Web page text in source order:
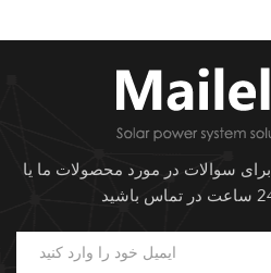
برای سوالات در مورد محصولات ما یا pricelist، لطفا به ما مراجعه